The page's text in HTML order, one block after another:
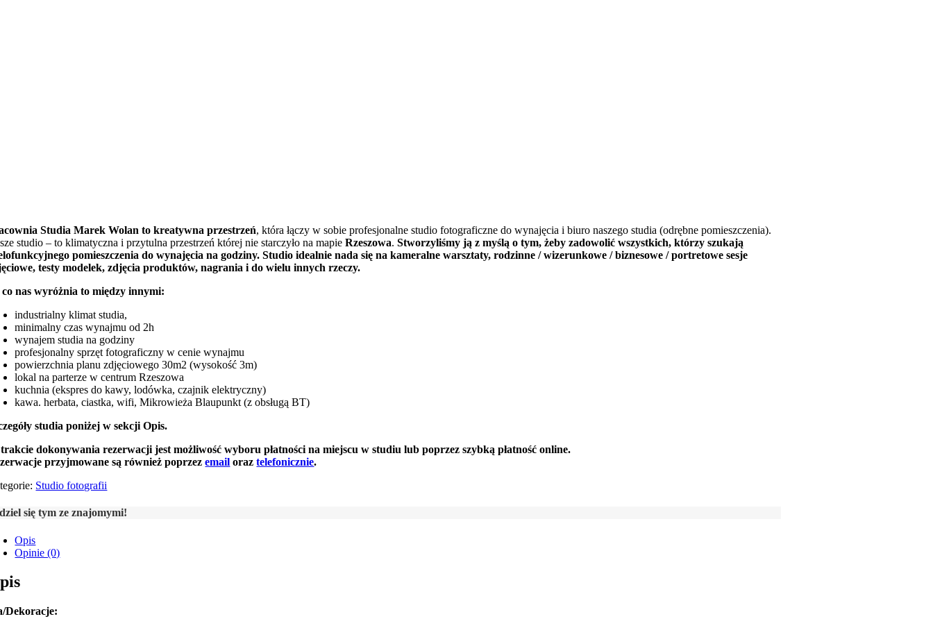
Studia Marek Wolan to kreatywna przestrzeń, która łączy w sobie profesjonalne studio fotograficzne do wynajęcia i biuro naszego studia (odrębne pomieszczenia).
studio – to klimatyczna i przytulna przestrzeń której nie starczyło na mapieRzeszowa.Stworzyliśmy ją z myślą o tym, żeby zadowolić wszystkich, którzy szukają
pomieszczenia do wynajęcia na godziny. Studio idealnie nada się na kameralne warsztaty, rodzinne / wizerunkowe / biznesowe / portretowe sesje
testy modelek, zdjęcia produktów, nagrania i do wielu innych rzeczy.
co nas wyróżnia to między innymi:
industrialny klimat studia,
minimalny czas wynajmu od 2h
wynajem studia na godziny
profesjonalny sprzęt fotograficzny w cenie wynajmu
powierzchnia planu zdjęciowego 30m2 (wysokość 3m)
lokal na parterze w centrum Rzeszowa
kuchnia (ekspres do kawy, lodówka, czajnik elektryczny)
kawa. herbata, ciastka, wifi, Mikrowieża Blaupunkt (z obsługą BT)
studia poniżej w sekcji Opis.
dokonywania rezerwacji jest możliwość wyboru płatności na miejscu w studiu lub poprzez szybką płatność online.
przyjmowane są również poprzezemail oraztelefonicznie.
Studio fotografii
się tym ze znajomymi!
Opis
Opinie (0)
Dekoracje: